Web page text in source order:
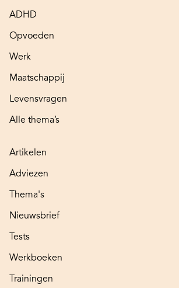
ADHD
Opvoeden
Werk
Maatschappij
Levensvragen
Alle thema’s
Artikelen
Adviezen
Thema's
Nieuwsbrief
Tests
Werkboeken
Trainingen